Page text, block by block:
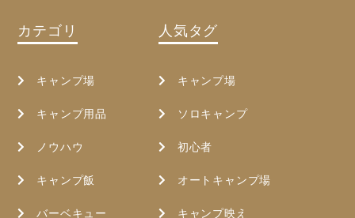
カテゴリ
キャンプ場
キャンプ用品
ノウハウ
キャンプ飯
バーベキュー
人気タグ
キャンプ場
ソロキャンプ
初心者
オートキャンプ場
キャンプ映え